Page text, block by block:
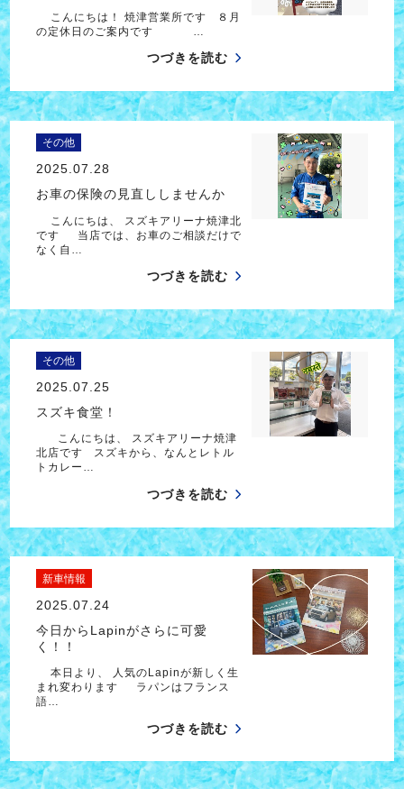
こんにちは！ 焼津営業所です ８月
の定休日のご案内です …
つづきを読む
その他
2025.07.28
お車の保険の見直ししませんか
こんにちは、 スズキアリーナ焼津北
です 当店では、お車のご相談だけで
なく自…
つづきを読む
その他
2025.07.25
スズキ食堂！
こんにちは、 スズキアリーナ焼津
北店です スズキから、なんとレトル
トカレー…
つづきを読む
新車情報
2025.07.24
今日からLapinがさらに可愛
く！！
本日より、 人気のLapinが新しく生
まれ変わります ラパンはフランス
語…
つづきを読む